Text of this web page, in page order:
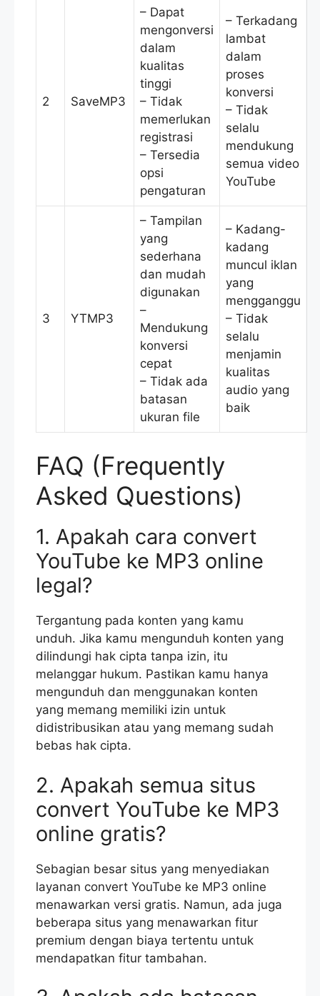
2 SaveMP3
– Dapat
mengonversi
dalam
kualitas
tinggi
– Tidak
memerlukan
registrasi
– Tersedia
opsi
pengaturan
– Terkadang
lambat
dalam
proses
konversi
– Tidak
selalu
mendukung
semua video
YouTube
3 YTMP3
– Tampilan
yang
sederhana
dan mudah
digunakan
–
Mendukung
konversi
cepat
– Tidak ada
batasan
ukuran file
– Kadang-
kadang
muncul iklan
yang
mengganggu
– Tidak
selalu
menjamin
kualitas
audio yang
baik
FAQ (Frequently
Asked Questions)
1. Apakah cara convert
YouTube ke MP3 online
legal?
Tergantung pada konten yang kamu
unduh. Jika kamu mengunduh konten yang
dilindungi hak cipta tanpa izin, itu
melanggar hukum. Pastikan kamu hanya
mengunduh dan menggunakan konten
yang memang memiliki izin untuk
didistribusikan atau yang memang sudah
bebas hak cipta.
2. Apakah semua situs
convert YouTube ke MP3
online gratis?
Sebagian besar situs yang menyediakan
layanan convert YouTube ke MP3 online
menawarkan versi gratis. Namun, ada juga
beberapa situs yang menawarkan fitur
premium dengan biaya tertentu untuk
mendapatkan fitur tambahan.